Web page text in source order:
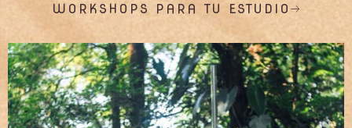
WORKSHOPS PARA TU ESTUDIO